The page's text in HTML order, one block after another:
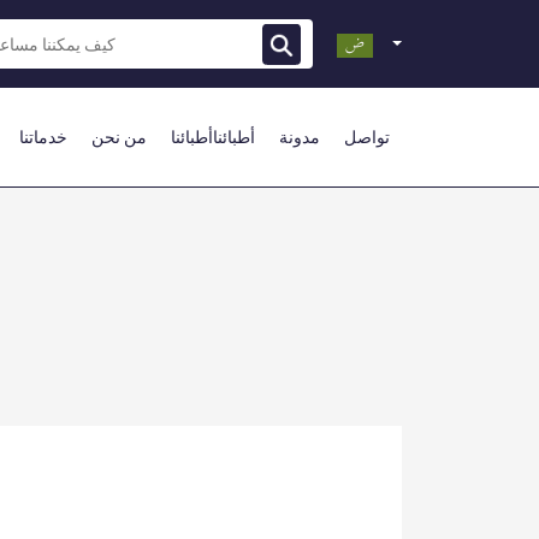
خدماتنا من نحن أطبائناأطبائنا مدونة تواصل